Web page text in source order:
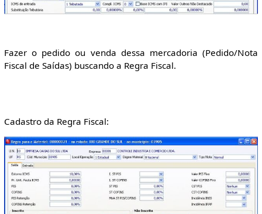
Fazer o pedido ou venda dessa mercadoria (Pedido/Nota
Fiscal de Saídas) buscando a Regra Fiscal.
Cadastro da Regra Fiscal: